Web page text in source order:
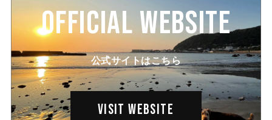
OFFICIAL WEBSITE
公式サイトはこちら
VISIT WEBSITE